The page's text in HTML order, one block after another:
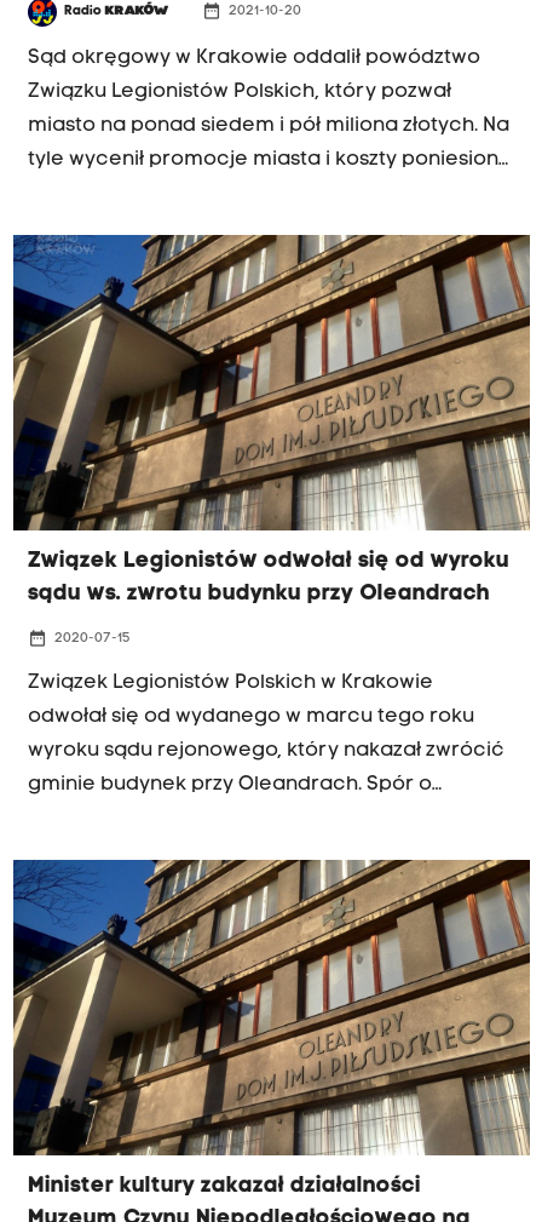
Radio KRAKÓW date_range 2021-10-20
Sąd okręgowy w Krakowie oddalił powództwo
Związku Legionistów Polskich, który pozwał
miasto na ponad siedem i pół miliona złotych. Na
tyle wycenił promocje miasta i koszty poniesione
Związek Legionistów odwołał się od wyroku
sądu ws. zwrotu budynku przy Oleandrach
date_range 2020-07-15
Związek Legionistów Polskich w Krakowie
odwołał się od wydanego w marcu tego roku
wyroku sądu rejonowego, który nakazał zwrócić
gminie budynek przy Oleandrach. Spór o
Minister kultury zakazał działalności